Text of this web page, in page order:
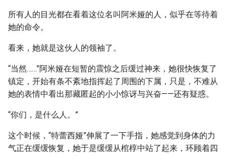
所有人的目光都在看着这位名叫阿米娅的人，似乎在等待着
她的命令。
看来，她就是这伙人的领袖了。
“当然……”阿米娅在短暂的震惊之后缓过神来，她很快恢复了
镇定，开始有条不紊地指挥起了周围的下属，只是，不难从
她的表情中看出那藏匿起的小小惊讶与兴奋——还有疑惑。
“你们，是什么人。”
这个时候，“特蕾西娅”伸展了一下手指，她感觉到身体的力
气正在缓缓恢复，她于是缓缓从棺椁中站了起来，环顾着四